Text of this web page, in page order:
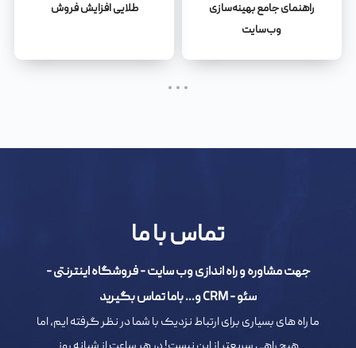
راهنمای جامع بهینه‌سازی
وب‌سایت
طلایی افزایش فروش
تماس با ما
جهت مشاوره و راه اندازی وب سایت - فروشگاه اینترنتی -
سئو - CRM و... باما تماس بگیرید
ما راه های بسیاری برای ارتباط نزدیک با شما در نظر گرفته ایم، اما